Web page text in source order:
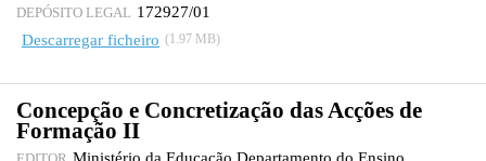
DEPÓSITO LEGAL 172927/01
Descarregar ficheiro (1.97 MB)
Concepção e Concretização das Acções de
Formação II